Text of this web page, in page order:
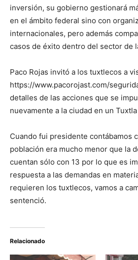
inversión, su gobierno gestionará
en el ámbito federal sino con
internacionales, pero además
casos de éxito dentro del sector de
Paco Rojas invitó a los tuxtlecos a
https://www.pacorojast.com/
detalles de las acciones que se
nuevamente a la ciudad en un
Cuando fui presidente contábamos
población era mucho menor que la
cuentan sólo con 13 por lo que es
respuesta a las demandas en
requieren los tuxtlecos, vamos a
sentenció.
Relacionado